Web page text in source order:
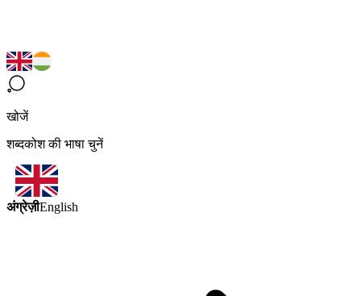
खोजें
शब्दकोश की भाषा चुनें
अंग्रेज़ीEnglish